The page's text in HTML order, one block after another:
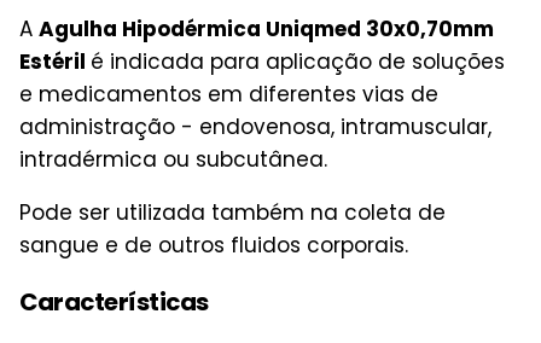
A Agulha Hipodérmica Uniqmed 30x0,70mm
Estéril é indicada para aplicação de soluções
e medicamentos em diferentes vias de
administração - endovenosa, intramuscular,
intradérmica ou subcutânea.
Pode ser utilizada também na coleta de
sangue e de outros fluidos corporais.
Características